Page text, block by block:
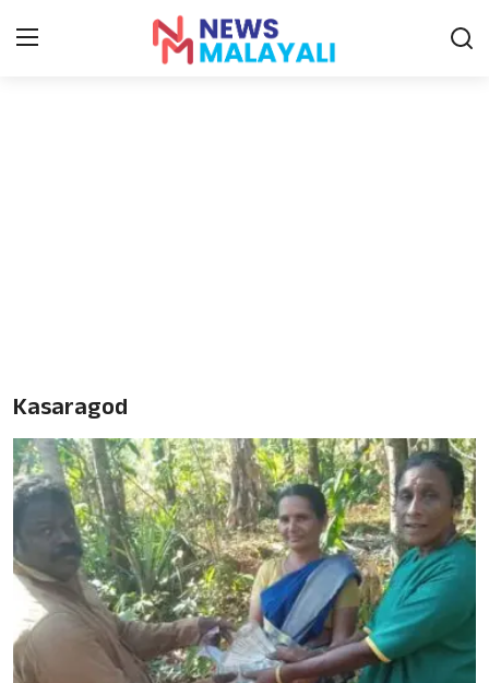
Food
Gulf News
Loksabha Election 2024
Technology
Health
Kasaragod